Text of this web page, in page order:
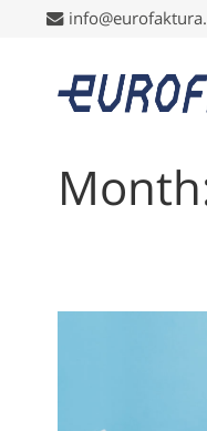
info@eurofaktura.cz